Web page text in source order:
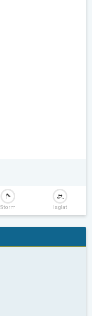
Storm Isglat